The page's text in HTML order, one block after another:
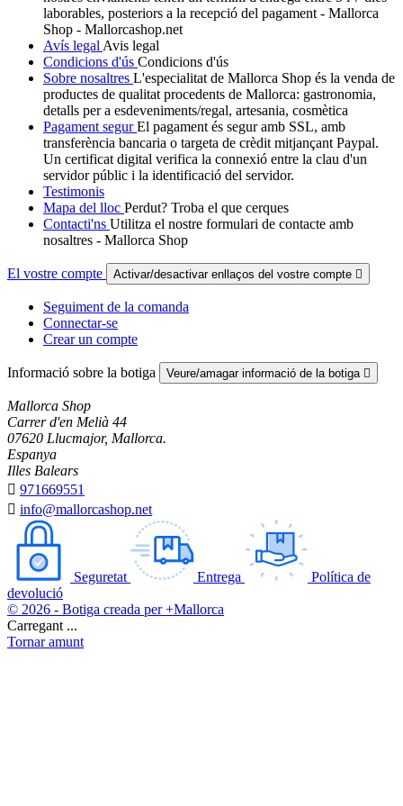
laborables, posteriors a la recepció del pagament - Mallorca
Shop - Mallorcashop.net
Avís legal Avis legal
Condicions d'ús Condicions d'ús
Sobre nosaltres L'especialitat de Mallorca Shop és la venda de
productes de qualitat procedents de Mallorca: gastronomia,
detalls per a esdeveniments/regal, artesania, cosmètica
Pagament segurEl pagament és segur amb SSL, amb
transferència bancaria o targeta de crèdit mitjançant Paypal.
Un certificat digital verifica la connexió entre la clau d'un
servidor públic i la identificació del servidor.
Testimonis
Mapa del lloc Perdut? Troba el que cerques
Contacti'ns Utilitza el nostre formulari de contacte amb
nosaltres - Mallorca Shop
El vostre compte Activar/desactivar enllaços del vostre compte 
Seguiment de la comanda
Connectar-se
Crear un compte
Informació sobre la botiga Veure/amagar informació de la botiga 
Mallorca Shop
Carrer d'en Melià 44
07620 Llucmajor, Mallorca.
Espanya
Illes Balears
 971669551
 info@mallorcashop.net
Seguretat Entrega
Política de
devolució
© 2026 - Botiga creada per +Mallorca
Carregant ...
Tornar amunt